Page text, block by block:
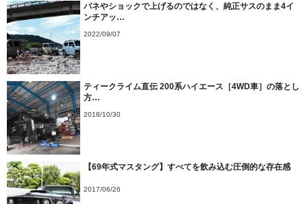
バネやショックで上げるのではなく、純正サスのまま4イ
ンチアッ…
2022/09/07
ティークライム直伝 200系ハイエース［4WD車］の落とし
方…
2018/10/30
【69年式マスタング】すべてを飲み込む圧倒的な存在感
2017/06/26